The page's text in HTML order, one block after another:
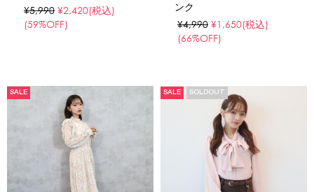
¥5,990 ¥2,420(税込)
(59%OFF)
ンク
¥4,990 ¥1,650(税込)
(66%OFF)
SALE SALE SOLDOUT